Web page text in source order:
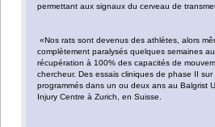
permettant aux signaux du cerveau de
«Nos rats sont devenus des athlètes, alors
complètement paralysés quelques semaines
récupération à 100% des capacités de
chercheur. Des essais cliniques de phase II sur
programmés dans un ou deux ans au Balgrist
Injury Centre à Zurich, en Suisse.